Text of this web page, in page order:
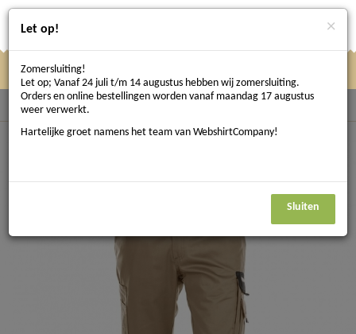
hier
Terug naar Bedrijfskleding
Let op! ×
Zomersluiting!
Let op; Vanaf 24 juli t/m 14 augustus hebben wij zomersluiting.
Orders en online bestellingen worden vanaf maandag 17 augustus
weer verwerkt.
Hartelijke groet namens het team van WebshirtCompany!
Sluiten